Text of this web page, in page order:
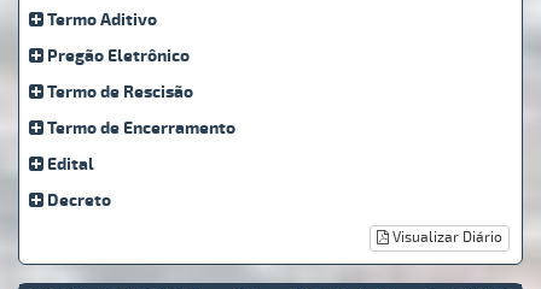
Termo Aditivo
Pregão Eletrônico
Termo de Rescisão
Termo de Encerramento
Edital
Decreto
Visualizar Diário